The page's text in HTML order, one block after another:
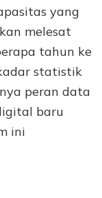
yang
melesat
tahun ke
statistik
peran data
baru
ini